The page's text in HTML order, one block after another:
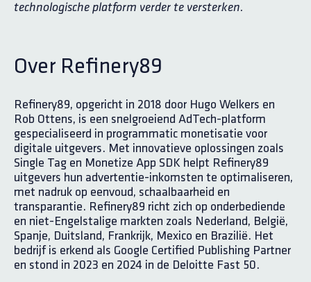
technologische platform verder te versterken.
Over Refinery89
Refinery89, opgericht in 2018 door Hugo Welkers en
Rob Ottens, is een snelgroeiend AdTech-platform
gespecialiseerd in programmatic monetisatie voor
digitale uitgevers. Met innovatieve oplossingen zoals
Single Tag en Monetize App SDK helpt Refinery89
uitgevers hun advertentie-inkomsten te optimaliseren,
met nadruk op eenvoud, schaalbaarheid en
transparantie. Refinery89 richt zich op onderbediende
en niet-Engelstalige markten zoals Nederland, België,
Spanje, Duitsland, Frankrijk, Mexico en Brazilië. Het
bedrijf is erkend als Google Certified Publishing Partner
en stond in 2023 en 2024 in de Deloitte Fast 50.